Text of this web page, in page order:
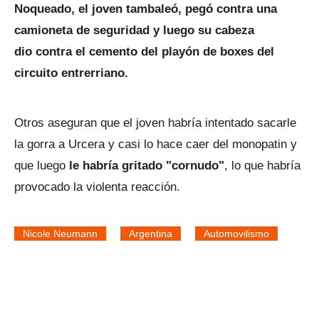
Noqueado, el joven tambaleó, pegó contra una
camioneta de seguridad y luego su cabeza
dio contra el cemento del playón de boxes del
circuito entrerriano.
Otros aseguran que el joven habría intentado sacarle
la gorra a Urcera y casi lo hace caer del monopatin y
que luego le habría gritado "cornudo", lo que habría
provocado la violenta reacción.
Nicole Neumann Argentina Automovilismo